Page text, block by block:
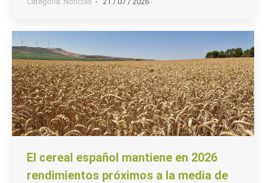
El cereal español mantiene en 2026
rendimientos próximos a la media de